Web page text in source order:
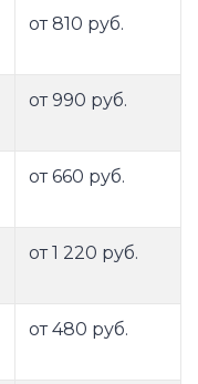
от 810 руб.
от 990 руб.
от 660 руб.
от 1 220 руб.
от 480 руб.